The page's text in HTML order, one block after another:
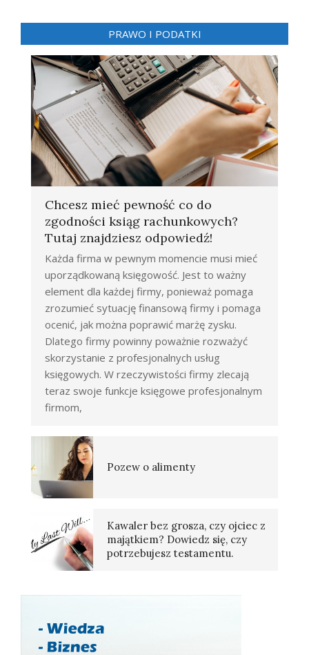
PRAWO I PODATKI
Chcesz mieć pewność co do
zgodności ksiąg rachunkowych?
Tutaj znajdziesz odpowiedź!
Każda firma w pewnym momencie musi mieć
uporządkowaną księgowość. Jest to ważny
element dla każdej firmy, ponieważ pomaga
zrozumieć sytuację finansową firmy i pomaga
ocenić, jak można poprawić marżę zysku.
Dlatego firmy powinny poważnie rozważyć
skorzystanie z profesjonalnych usług
księgowych. W rzeczywistości firmy zlecają
teraz swoje funkcje księgowe profesjonalnym
firmom,
Pozew o alimenty
Kawaler bez grosza, czy ojciec z
majątkiem? Dowiedz się, czy
potrzebujesz testamentu.